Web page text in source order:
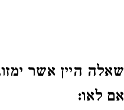
שאלה היין אשר
אם לאו: